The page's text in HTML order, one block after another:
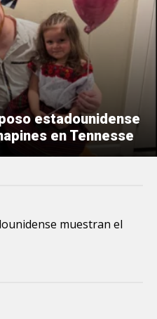
estadounidense
en Tennesse
muestran el